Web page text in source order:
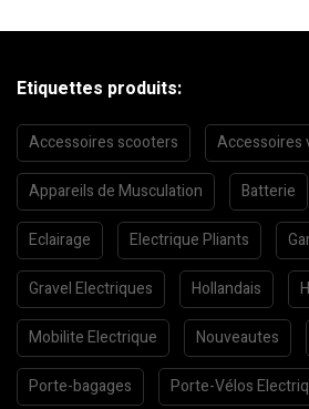
Etiquettes produits:
Accessoires scooters Accessoires
Appareils de Musculation Batterie
Eclairage Electrique Pliants
Gravel Electriques Hollandais
Mobilite Electrique Nouveautes
Porte-bagages Porte-Vélos